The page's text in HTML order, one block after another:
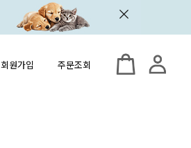
회원가입 주문조회